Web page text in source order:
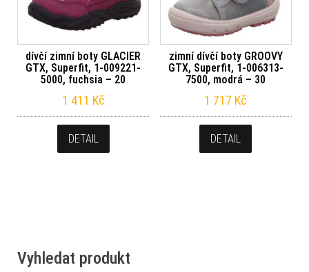
dívčí zimní boty GLACIER
GTX, Superfit, 1-009221-
5000, fuchsia – 20
1 411 Kč
DETAIL
zimní dívčí boty GROOVY
GTX, Superfit, 1-006313-
7500, modrá – 30
1 717 Kč
DETAIL
Vyhledat produkt